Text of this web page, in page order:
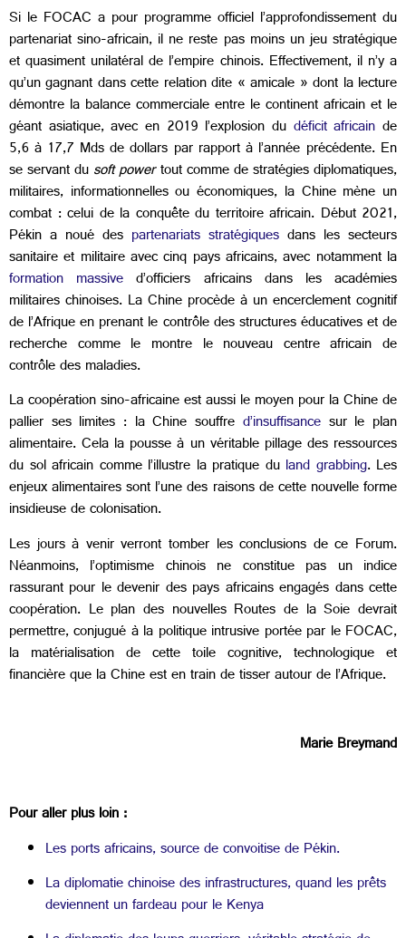
Si le FOCAC a pour programme officiel l’approfondissement du
partenariat sino-africain, il ne reste pas moins un jeu stratégique
et quasiment unilatéral de l’empire chinois. Effectivement, il n’y a
qu’un gagnant dans cette relation dite « amicale » dont la lecture
démontre la balance commerciale entre le continent africain et le
géant asiatique,avec en 2019 l’explosion du déficit africain de
5,6 à 17,7 Mds de dollars par rapport à l’année précédente. En
se servant dusoft powertout comme de stratégies diplomatiques,
militaires, informationnelles ou économiques, la Chine mène un
combat : celui de la conquête du territoire africain. Début 2021,
Pékin a noué des partenariats stratégiques dans les secteurs
sanitaire et militaire avec cinq pays africains,avec notamment la
formation massive d’officiers africains dans les académies
militaires chinoises. La Chine procède à un encerclement cognitif
de l’Afrique en prenant le contrôle des structures éducatives et de
recherche comme le montre le nouveau centre africain de
contrôle des maladies.
La coopération sino-africaine est aussi le moyen pour la Chine de
pallier ses limites : la Chine souffre d’insuffisancesur le plan
alimentaire. Cela la pousse à un véritable pillage des ressources
du sol africain comme l’illustre la pratique du land grabbing. Les
enjeux alimentaires sont l’une des raisons de cette nouvelle forme
insidieuse de colonisation.
Les jours à venir verront tomber les conclusions de ce Forum.
Néanmoins, l’optimisme chinois ne constitue pas un indice
rassurant pour le devenir des pays africains engagés dans cette
coopération. Le plan des nouvelles Routes de la Soie devrait
permettre, conjugué à la politique intrusive portée par le FOCAC,
la matérialisation de cette toile cognitive, technologique et
financière que la Chine est en train de tisser autour de l’Afrique.
Marie Breymand
Pour aller plus loin :
Les ports africains, source de convoitise de Pékin.
La diplomatie chinoise des infrastructures, quand les prêts
deviennent un fardeau pour le Kenya